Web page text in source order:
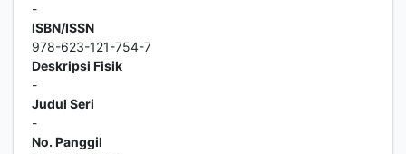
-
ISBN/ISSN
978-623-121-754-7
Deskripsi Fisik
-
Judul Seri
-
No. Panggil